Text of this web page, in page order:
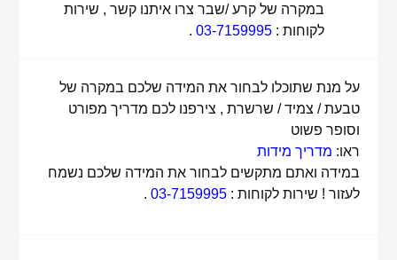
במקרה של קרע /שבר צרו איתנו קשר , שירות
לקוחות :03-7159995
.
על מנת שתוכלו לבחור את המידה שלכם במקרה של
טבעת / צמיד / שרשרת , צירפנו לכם מדריך מפורט
וסופר פשוט
ראו: מדריך מידות
במידה ואתם מתקשים לבחור את המידה שלכם נשמח
לעזור ! שירות לקוחות :03-7159995
.